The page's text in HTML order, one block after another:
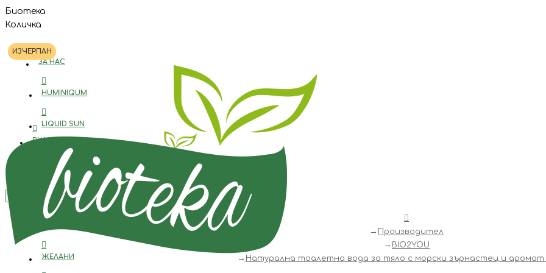
Биотека
Количка
ЗА НАС
HUMINIQUM
LIQUID SUN
BIOTEKA
0885 888 322
ЖЕЛАНИ
ИЗЧЕРПАН
ВХОД
РЕГИСТРАЦИЯ
Производител
BIO2YOU
Натурална тоалетна вода за тяло с морски зърнастец и аромат